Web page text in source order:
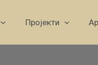
Пројекти